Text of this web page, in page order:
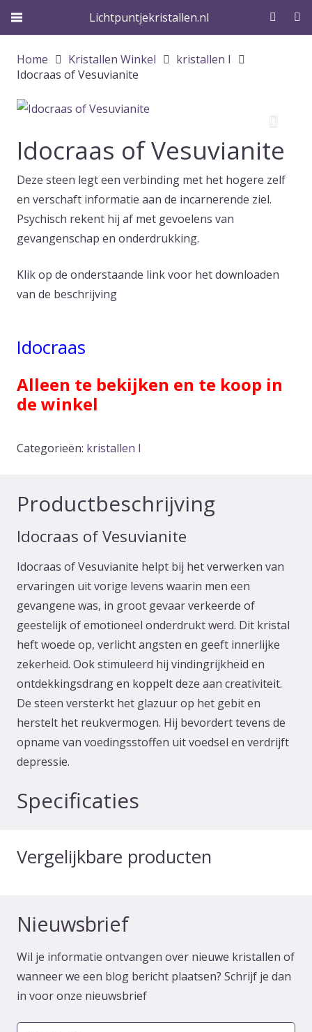
Lichtpuntjekristallen.nl
Home Kristallen Winkel
kristallen I
Idocraas of Vesuvianite
Idocraas of Vesuvianite
Deze steen legt een verbinding met het hogere zelf
en verschaft informatie aan de incarnerende ziel.
Psychisch rekent hij af met gevoelens van
gevangenschap en onderdrukking.
Klik op de onderstaande link voor het downloaden
van de beschrijving
Idocraas
Alleen te bekijken en te koop in
de winkel
Categorieën: kristallen I
Productbeschrijving
Idocraas of Vesuvianite
Idocraas of Vesuvianite helpt bij het verwerken van
ervaringen uit vorige levens waarin men een
gevangene was, in groot gevaar verkeerde of
geestelijk of emotioneel onderdrukt werd. Dit kristal
heft woede op, verlicht angsten en geeft innerlijke
zekerheid. Ook stimuleerd hij vindingrijkheid en
ontdekkingsdrang en koppelt deze aan creativiteit.
De steen versterkt het glazuur op het gebit en
herstelt het reukvermogen. Hij bevordert tevens de
opname van voedingsstoffen uit voedsel en verdrijft
depressie.
Specificaties
Vergelijkbare producten
Nieuwsbrief
Wil je informatie ontvangen over nieuwe kristallen of
wanneer we een blog bericht plaatsen? Schrijf je dan
in voor onze nieuwsbrief